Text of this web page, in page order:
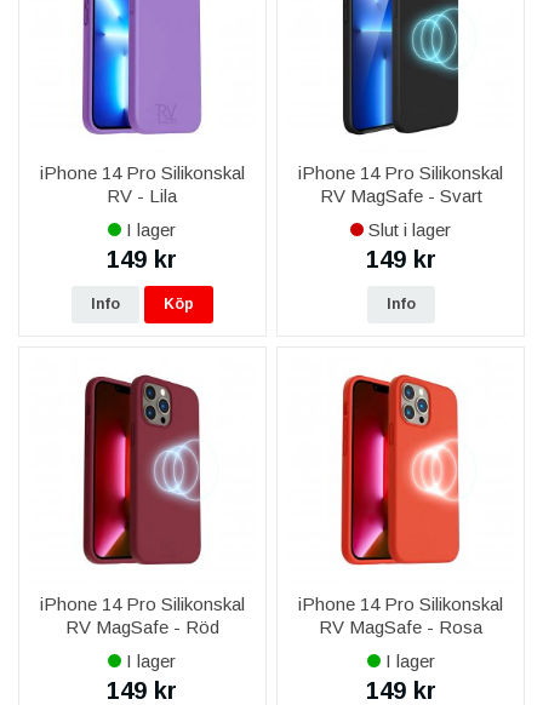
med lightningkontakt är användbart när du sitter i bilen på vägen
till jobbet eller mötet. Du kanske behöver en längre batterireserv
som olika powerbank laddare har förmågan att leverera. Om du
saker att fundera över. Materialet såsom plast eller nylon är
hållbara på olika sätt.
iPhone 14 Pro Silikonskal
RV - Lila
I lager
149 kr
Info Köp
iPhone 14 Pro Silikonskal
RV MagSafe - Svart
Slut i lager
149 kr
Info
iPhone 14 Pro Silikonskal
RV MagSafe - Röd
I lager
149 kr
iPhone 14 Pro Silikonskal
RV MagSafe - Rosa
I lager
149 kr